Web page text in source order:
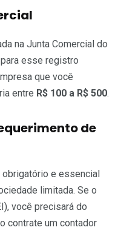
na Junta Comercial do
esse registro
que você
entre R$ 100 a R$ 500.
de
e essencial
limitada. Se o
você precisará do
contrate um contador